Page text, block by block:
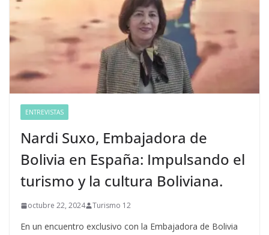
ENTREVISTAS
Nardi Suxo, Embajadora de
Bolivia en España: Impulsando el
turismo y la cultura Boliviana.
octubre 22, 2024 Turismo 12
En un encuentro exclusivo con la Embajadora de Bolivia